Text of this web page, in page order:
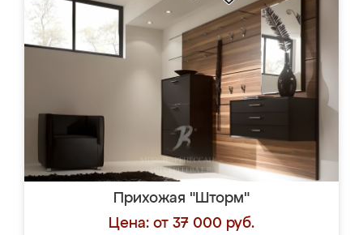
Прихожая "Шторм"
Цена: от 37 000 руб.